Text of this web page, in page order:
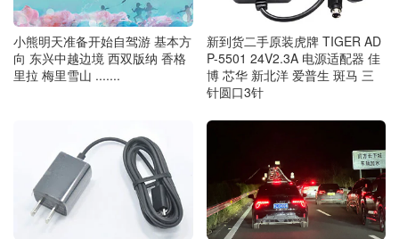
小熊明天准备开始自驾游 基本方
向 东兴中越边境 西双版纳 香格
里拉 梅里雪山 .......
新到货二手原装虎牌 TIGER AD
P-5501 24V2.3A 电源适配器 佳
博 芯华 新北洋 爱普生 斑马 三
针圆口3针